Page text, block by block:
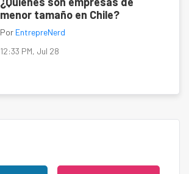
menor tamaño en Chile?
Por EntrepreNerd
12:33 PM, Jul 28